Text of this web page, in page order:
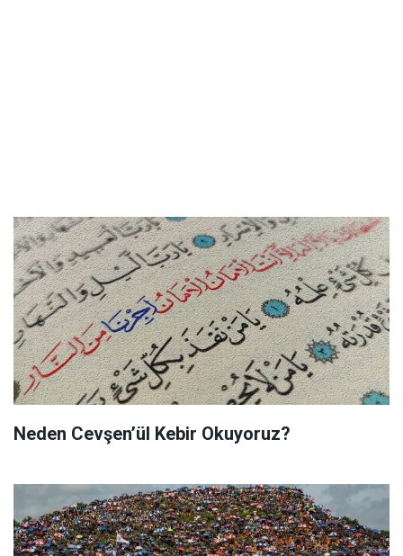
Neden Cevşen’ül Kebir Okuyoruz?